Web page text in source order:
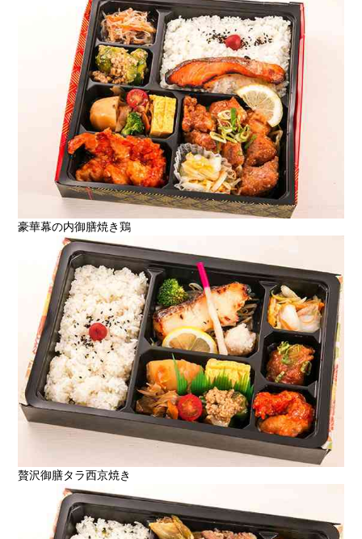
豪華幕の内御膳焼き鶏
贅沢御膳タラ西京焼き